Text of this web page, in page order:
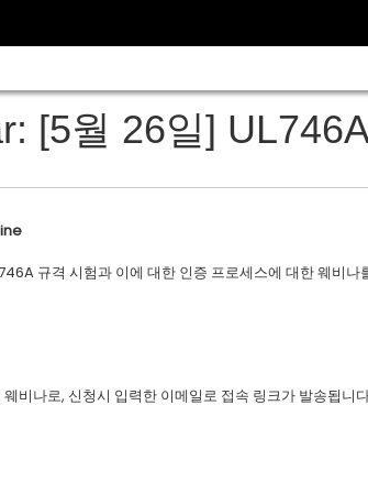
[5월 26일]
규격 시험과 이에 대한 인증 프로세스에 대한 웨비
비나로, 신청시 입력한 이메일로 접속 링크가 발송됩